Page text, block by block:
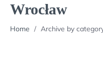
Wrocław
Home / Archive by